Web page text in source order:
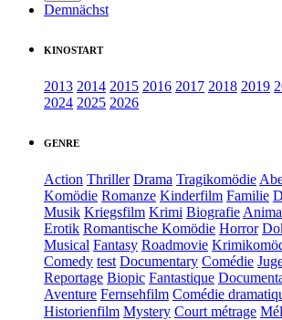
Demnächst
KINOSTART
2013 2014 2015 2016 2017 2018 2019
2024 2025 2026
GENRE
Action Thriller Drama Tragikomödie
Komödie Romanze Kinderfilm Familie
Musik Kriegsfilm Krimi Biografie
Erotik Romantische Komödie Horror
Musical Fantasy Roadmovie
Comedy test Documentary Comédie
Reportage Biopic Fantastique
Aventure Fernsehfilm Comédie
Historienfilm Mystery Court métrage